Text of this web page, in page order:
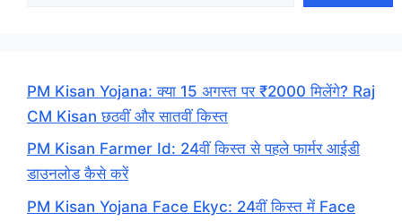
PM Kisan Yojana: क्या 15 अगस्त पर ₹2000 मिलेंगे? Raj
CM Kisan छठवीं और सातवीं किस्त
PM Kisan Farmer Id: 24वीं किस्त से पहले फार्मर आईडी
डाउनलोड कैसे करें
PM Kisan Yojana Face Ekyc: 24वीं किस्त में Face